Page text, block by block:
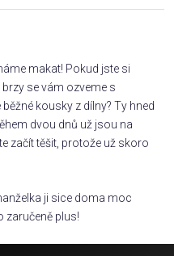
makat! Pokud jste si
se vám ozveme s
kousky z dílny? Ty hned
dvou dnů už jsou na
začít těšit, protože už skoro
ji sice doma moc
zaručeně plus!